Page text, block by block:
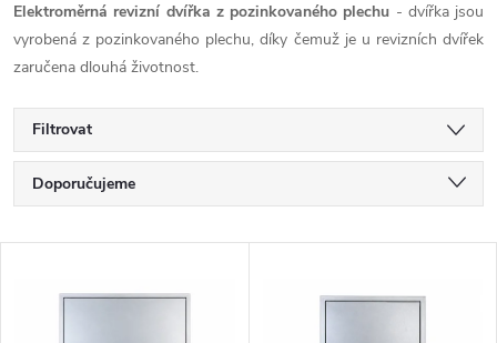
Elektroměrná revizní dvířka z pozinkovaného plechu - dvířka jsou
vyrobená z pozinkovaného plechu, díky čemuž je u revizních dvířek
zaručena dlouhá životnost.
Filtrovat
Ř
a
Doporučujeme